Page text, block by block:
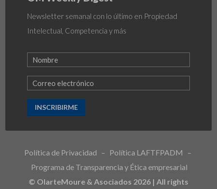
Newsletter semanal con lo último en Propiedad
Intelectual, Competencia y más
INSCRIBIRME
Política de Privacidad – Política LAFTFPADM
–
Programa de Transparencia y Ética empresarial
© OlarteMoure & Asociados 2026 | All rights